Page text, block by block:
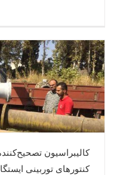
کالیبراسیون
کنتورهای توربینی